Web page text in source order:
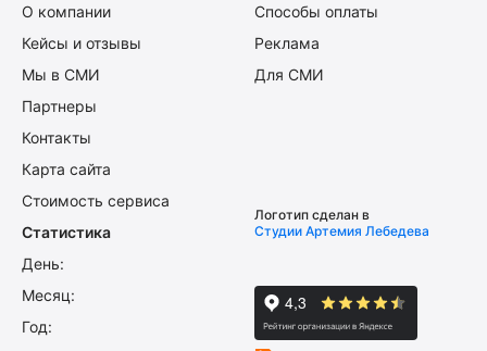
О компании
Кейсы и отзывы
Мы в СМИ
Партнеры
Контакты
Карта сайта
Стоимость сервиса
Способы оплаты
Реклама
Для СМИ
Статистика
День:
Месяц:
Год:
Логотип сделан в
Студии Артемия Лебедева